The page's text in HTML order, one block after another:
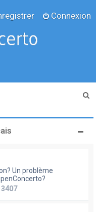
Connexion
Un problème
3407